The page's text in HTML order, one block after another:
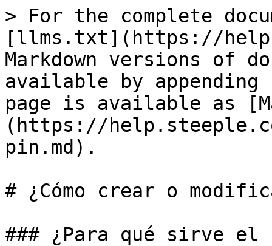
> For the complete
[llms.txt](https://
Markdown versions of
available by
page is available as
(https://
pin.md).
# ¿Cómo crear o
### ¿Para qué sirve